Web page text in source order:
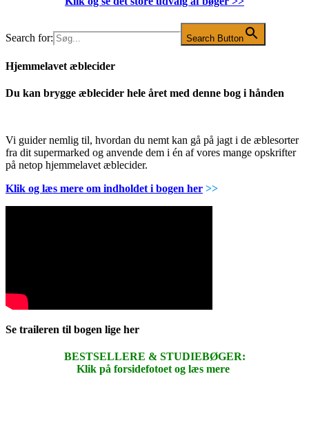
Search for: Search Button
Hjemmelavet æblecider
Du kan brygge æblecider hele året med denne bog i hånden
Vi guider nemlig til, hvordan du nemt kan gå på jagt i de æblesorter
fra dit supermarked og anvende dem i én af vores mange opskrifter
på netop hjemmelavet æblecider.
Klik og læs mere om indholdet i bogen her >>
Se traileren til bogen lige her
BESTSELLERE & STUDIEBØGER:
Klik på forsidefotoet og læs mere